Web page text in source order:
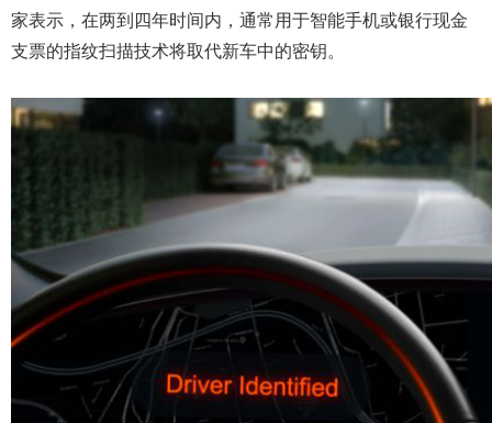
家表示，在两到四年时间内，通常用于智能手机或银行现金
支票的指纹扫描技术将取代新车中的密钥。